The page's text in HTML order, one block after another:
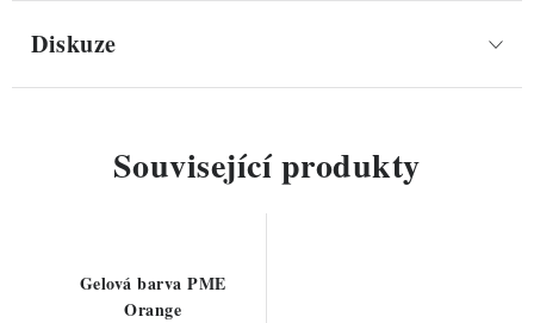
Diskuze
Související produkty
Gelová barva PME
Orange